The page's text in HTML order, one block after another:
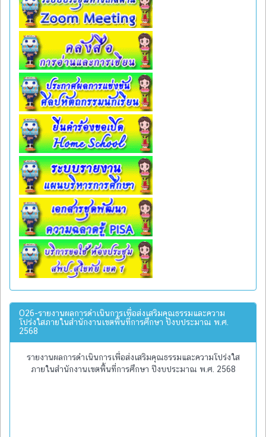
O26-รายงานผลการดำเนินการเพื่อส่งเสริมคุณธรรมและความ
โปร่งใสภายในสำนักงานเขตพื้นที่การศึกษา ปีงบประมาณ พ.ศ.
2568
รายงานผลการดำเนินการเพื่อส่งเสริมคุณธรรมและความโปร่งใส
ภายในสำนักงานเขตพื้นที่การศึกษา ปีงบประมาณ พ.ศ. 2568